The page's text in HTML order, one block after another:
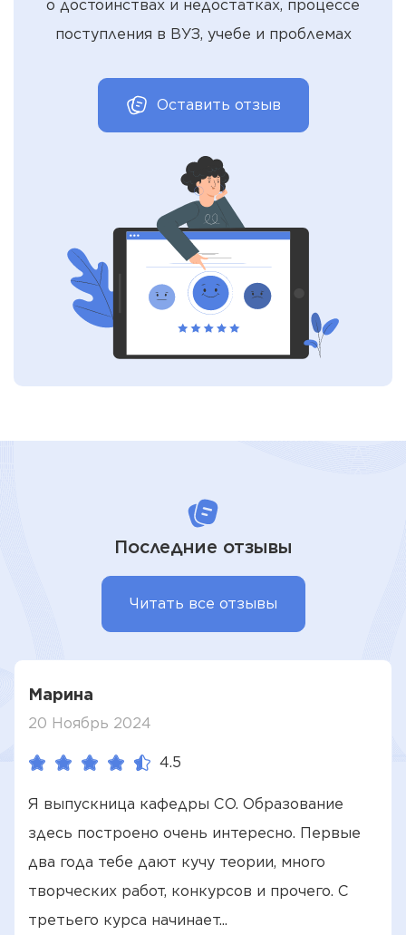
о достоинствах и недостатках, процессе
поступления в ВУЗ, учебе и проблемах
Оставить отзыв
Последние отзывы
Читать все отзывы
Марина
20 Ноябрь 2024
4.5
Я выпускница кафедры СО. Образование
здесь построено очень интересно. Первые
два года тебе дают кучу теории, много
творческих работ, конкурсов и прочего. С
третьего курса начинает...